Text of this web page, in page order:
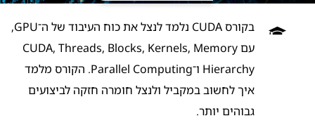
בקורס CUDA נלמד לנצל את כוח העיבוד של ה־GPU,
עם CUDA, Threads, Blocks, Kernels, Memory
Hierarchy ו־Parallel Computing. הקורס מלמד
איך לחשוב במקביל ולנצל חומרה חזקה לביצועים
גבוהים יותר.